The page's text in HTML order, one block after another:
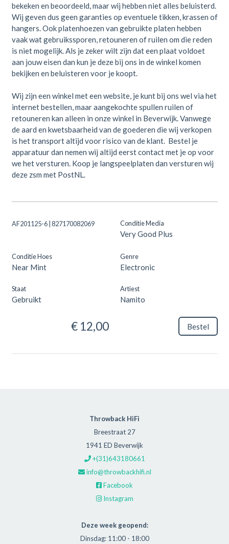
bekeken en beoordeeld, maar wij hebben niet alles beluisterd.
Wij geven dus geen garanties op eventuele tikken, krassen of
hangers. Ook platenhoezen van gebruikte platen hebben
vaak wat gebruikssporen, retouneren of ruilen om die reden
is niet mogelijk. Als je zeker wilt zijn dat een plaat voldoet
aan jouw eisen dan kun je deze bij ons in de winkel komen
bekijken en beluisteren voor je koopt.
Wij zijn een winkel met een website, je kunt bij ons wel via het
internet bestellen, maar aangekochte spullen ruilen of
retouneren kan alleen in onze winkel in Beverwijk. Vanwege
de aard en kwetsbaarheid van de goederen die wij verkopen
is het transport altijd voor risico van de klant. Bestel je
apparatuur dan nemen wij altijd eerst contact met je op voor
we het versturen. Koop je langspeelplaten dan versturen wij
deze zsm met PostNL.
AF201125-6 | 827170082069 Conditie Media
Very Good Plus
Conditie Hoes
Near Mint
Genre
Electronic
Staat
Gebruikt
Artiest
Namito
€ 12,00 Bestel
Throwback HiFi
Breestraat 27
1941 ED Beverwijk
+(31)643180661
info@throwbackhifi.nl
Facebook
Instagram
Deze week geopend:
Dinsdag: 11:00 - 18:00